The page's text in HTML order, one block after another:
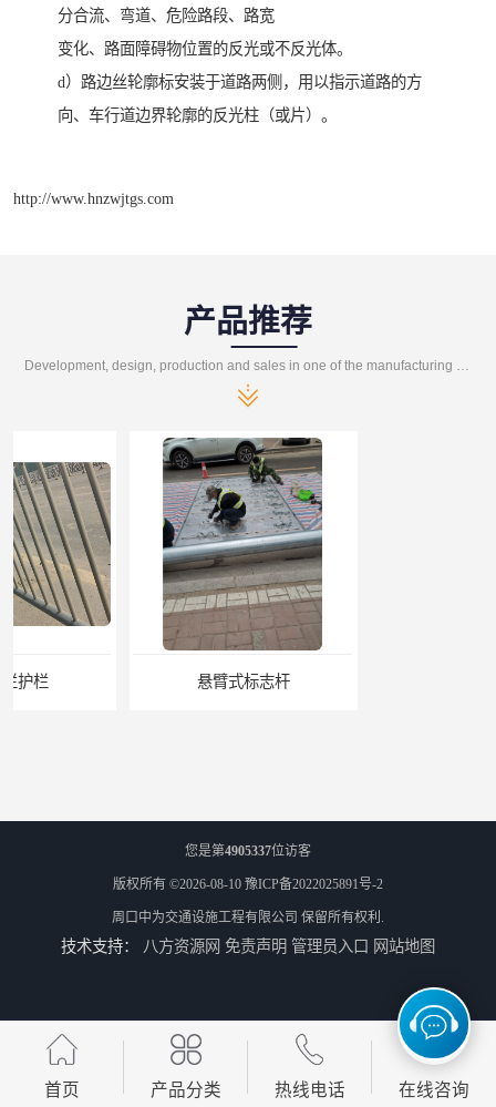
分合流、弯道、危险路段、路宽
变化、路面障碍物位置的反光或不反光体。
d）路边丝轮廓标安装于道路两侧，用以指示道路的方
向、车行道边界轮廓的反光柱（或片）。
http://www.hnzwjtgs.com
产品推荐
您是第4905337位访客
版权所有 ©2026-08-10 豫ICP备2022025891号-2
周口中为交通设施工程有限公司 保留所有权利.
技术支持： 八方资源网 免责声明 管理员入口 网站地图
首页 产品分类 热线电话 在线咨询